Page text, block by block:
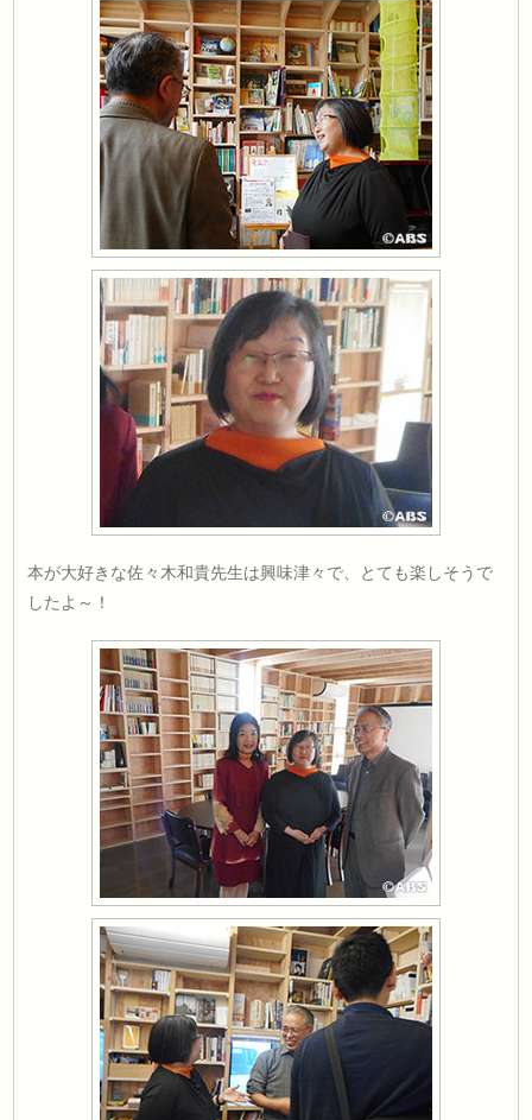
本が大好きな佐々木和貴先生は興味津々で、とても楽しそうで
したよ～！